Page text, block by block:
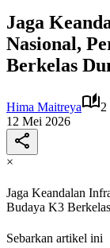
Jaga
Nasional,
Berkelas
Hima Maitreya
2
12 Mei 2026
×
Jaga Keandalan
Budaya K3
Sebarkan artikel ini